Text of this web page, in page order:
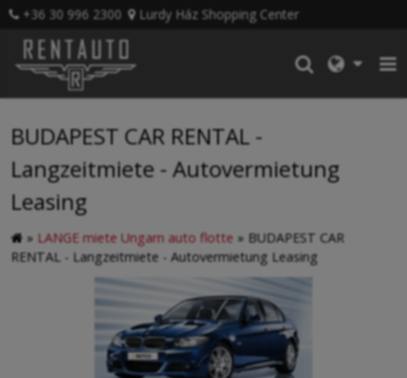
+36 30 996 2300 Lurdy Ház Shopping Center
BUDAPEST CAR RENTAL -
Langzeitmiete - Autovermietung
Leasing
» LANGE miete Ungarn auto flotte » BUDAPEST CAR
RENTAL - Langzeitmiete - Autovermietung Leasing